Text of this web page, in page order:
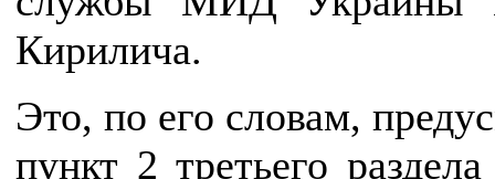
Кирилича.
Это, по его словам,
пункт 2 третьего